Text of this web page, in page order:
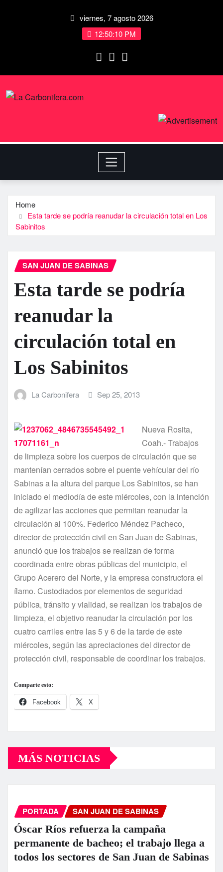
viernes, 7 agosto 2026
12:50:11 PM
Home
Esta tarde se podrí­a reanudar la circulación total en Los
Sabinitos
SAN JUAN DE SABINAS
Esta tarde se podrí­a
reanudar la
circulación total en
Los Sabinitos
La Carbonifera Sep 25, 2013
Nueva Rosita,
Coah.- Trabajos
de limpieza sobre los cuerpos de circulación que se
mantení­an cerrados sobre el puente vehí­cular del rí­o
Sabinas a la altura del parque Los Sabinitos, se han
iniciado el mediodí­a de este miércoles, con la intención
de agilizar las acciones que permitan reanudar la
circulación al 100%. Federico Méndez Pacheco,
director de protección civil en San Juan de Sabinas,
anunció que los trabajos se realizan de forma
coordinada entre obras públicas del municipio, el
Grupo Acerero del Norte, y la empresa constructora el
ílamo. Custodiados por elementos de seguridad
pública, tránsito y vialidad, se realizan los trabajos de
limpieza, el objetivo reanudar la circulación por los
cuatro carriles entre las 5 y 6 de la tarde de este
miércoles, según las apreciaciones del director de
protección civil, responsable de coordinar los trabajos.
Comparte esto:
Facebook X
MÁS NOTICIAS
PORTADA SAN JUAN DE SABINAS
Óscar Ríos refuerza la campaña
permanente de bacheo; el trabajo llega a
todos los sectores de San Juan de Sabinas